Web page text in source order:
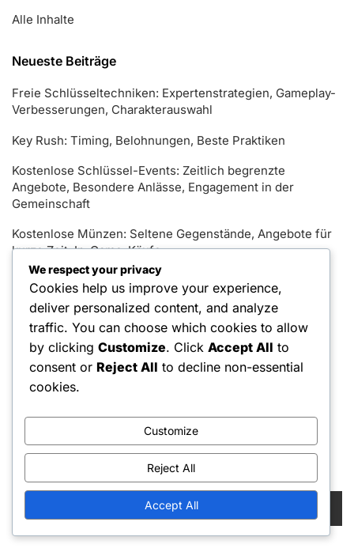
Alle Inhalte
Neueste Beiträge
Freie Schlüsseltechniken: Expertenstrategien, Gameplay-
Verbesserungen, Charakterauswahl
Key Rush: Timing, Belohnungen, Beste Praktiken
Kostenlose Schlüssel-Events: Zeitlich begrenzte
Angebote, Besondere Anlässe, Engagement in der
Gemeinschaft
Kostenlose Münzen: Seltene Gegenstände, Angebote für
kurze Zeit, In-Game-Käufe
Kostenlose Münzen: Zeitpunkt, Belohnungen, Beste
Praktiken
Kategorien
Freie Schlüsselansprüche
for:
We respect your privacy
Cookies help us improve your experience,
deliver personalized content, and analyze
traffic. You can choose which cookies to allow
by clicking Customize. Click Accept All to
consent or Reject All to decline non-essential
cookies.
Customize
Reject All
Accept All